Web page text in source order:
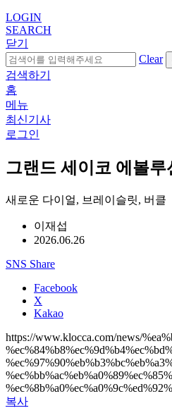
LOGIN
SEARCH
닫기
Clear
검색하기
홈
메뉴
최신기사
로그인
그랜드 세이코 에볼
새로운 다이얼, 브레이슬릿, 버클
이재섭
2026.06.26
SNS Share
Facebook
X
Kakao
https://www.klocca.com/news/
복사